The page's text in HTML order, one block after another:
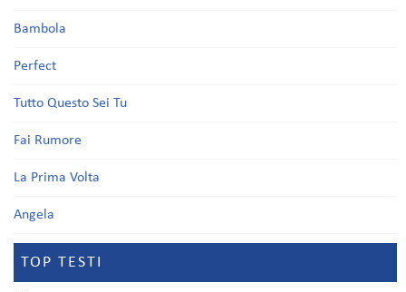
Bambola
Perfect
Tutto Questo Sei Tu
Fai Rumore
La Prima Volta
Angela
TOP TESTI